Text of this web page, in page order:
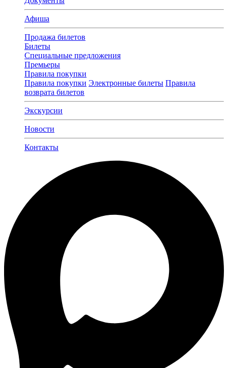
Афиша
Продажа билетов
Билеты
Специальные предложения
Премьеры
Правила покупки
Правила покупки Электронные билеты Правила
возврата билетов
Экскурсии
Новости
Контакты